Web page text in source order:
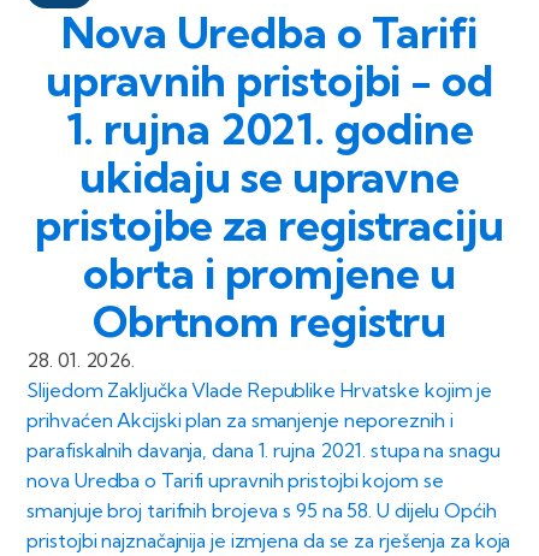
Nova Uredba o Tarifi
upravnih pristojbi - od
1. rujna 2021. godine
ukidaju se upravne
pristojbe za registraciju
obrta i promjene u
Obrtnom registru
28. 01. 2026.
Slijedom Zaključka Vlade Republike Hrvatske kojim je
prihvaćen Akcijski plan za smanjenje neporeznih i
parafiskalnih davanja, dana 1. rujna 2021. stupa na snagu
nova Uredba o Tarifi upravnih pristojbi kojom se
smanjuje broj tarifnih brojeva s 95 na 58. U dijelu Općih
pristojbi najznačajnija je izmjena da se za rješenja za koja